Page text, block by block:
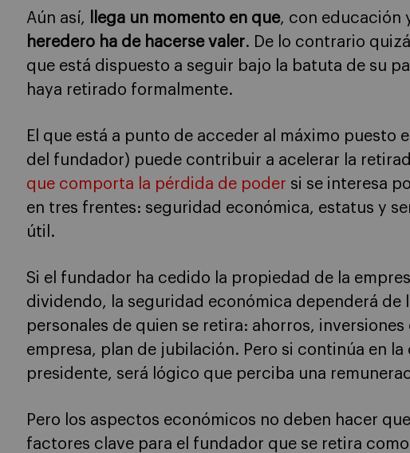
Aún así, llega un momento en que, con educación
heredero ha de hacerse valer. De lo contrario
que está dispuesto a seguir bajo la batuta de su
haya retirado formalmente.
El que está a punto de acceder al máximo puesto
del fundador) puede contribuir a acelerar la
que comporta la pérdida de poder si se interesa
en tres frentes: seguridad económica, estatus y
útil.
Si el fundador ha cedido la propiedad de la
dividendo, la seguridad económica dependerá de
personales de quien se retira: ahorros, inversiones
empresa, plan de jubilación. Pero si continúa en
presidente, será lógico que perciba una
Pero los aspectos económicos no deben hacer
factores clave para el fundador que se retira